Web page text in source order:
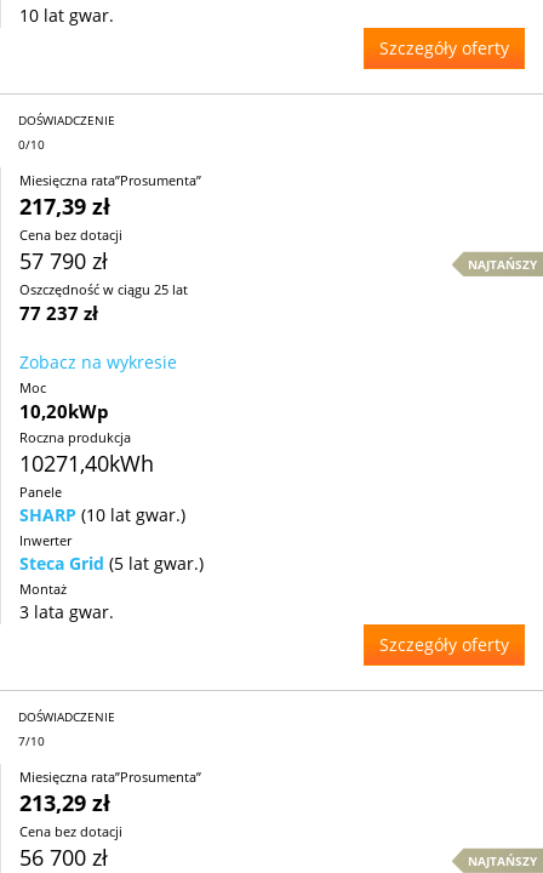
10 lat gwar.
Szczegóły oferty
DOŚWIADCZENIE
0/10
Miesięczna rata”Prosumenta”
217,39 zł
Cena bez dotacji
57 790 zł NAJTAŃSZY
Oszczędność w ciągu 25 lat
77 237 zł
Zobacz na wykresie
Moc
10,20kWp
Roczna produkcja
10271,40kWh
Panele
SHARP (10 lat gwar.)
Inwerter
Steca Grid (5 lat gwar.)
Montaż
3 lata gwar.
Szczegóły oferty
DOŚWIADCZENIE
7/10
Miesięczna rata”Prosumenta”
213,29 zł
Cena bez dotacji
56 700 zł NAJTAŃSZY